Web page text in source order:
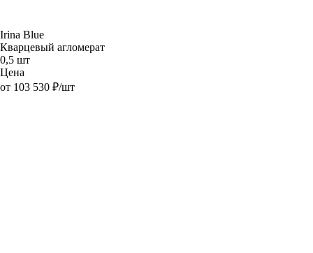
Irina Blue
Кварцевый агломерат
0,5 шт
Цена
от 103 530 ₽/шт